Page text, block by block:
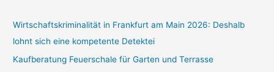
Wirtschaftskriminalität in Frankfurt am Main 2026: Deshalb
lohnt sich eine kompetente Detektei
Kaufberatung Feuerschale für Garten und Terrasse